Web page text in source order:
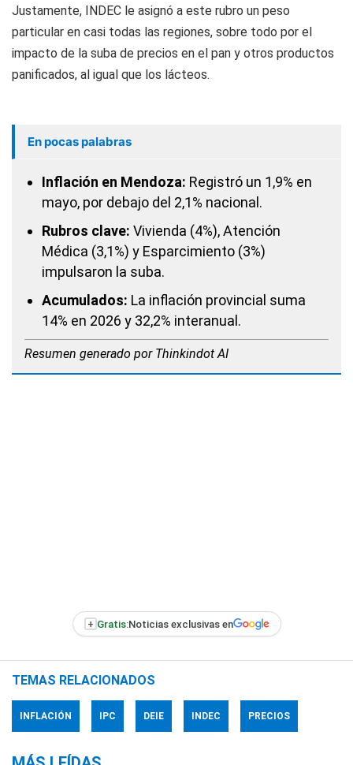
Justamente, INDEC le asignó a este rubro un peso
particular en casi todas las regiones, sobre todo por el
impacto de la suba de precios en el pan y otros productos
panificados, al igual que los lácteos.
En pocas palabras
Inflación en Mendoza: Registró un 1,9% en
mayo, por debajo del 2,1% nacional.
Rubros clave: Vivienda (4%), Atención
Médica (3,1%) y Esparcimiento (3%)
impulsaron la suba.
Acumulados: La inflación provincial suma
14% en 2026 y 32,2% interanual.
Resumen generado por Thinkindot AI
+ Gratis:Noticias exclusivas en
TEMAS RELACIONADOS
INFLACIÓN IPC DEIE INDEC PRECIOS